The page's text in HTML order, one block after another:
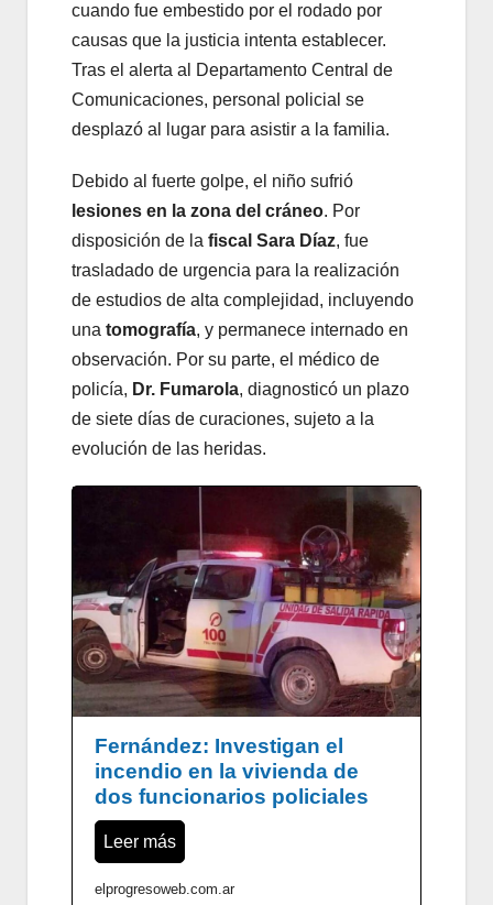
cuando fue embestido por el rodado por
causas que la justicia intenta establecer.
Tras el alerta al Departamento Central de
Comunicaciones, personal policial se
desplazó al lugar para asistir a la familia.
Debido al fuerte golpe, el niño sufrió
lesiones en la zona del cráneo. Por
disposición de la fiscal Sara Díaz, fue
trasladado de urgencia para la realización
de estudios de alta complejidad, incluyendo
una tomografía, y permanece internado en
observación. Por su parte, el médico de
policía, Dr. Fumarola, diagnosticó un plazo
de siete días de curaciones, sujeto a la
evolución de las heridas.
Fernández: Investigan el
incendio en la vivienda de
dos funcionarios policiales
Leer más
elprogresoweb.com.ar